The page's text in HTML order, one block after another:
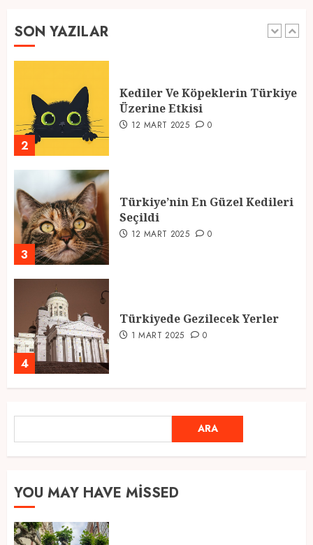
SON YAZILAR
2
3
Türkiye’nin En Güzel Kedileri
Seçildi
12 MART 2025 0
4
Türkiyede Gezilecek Yerler
1 MART 2025
5
Ramazan Ayı 2025: Manevi
Atmosfer ve Özel Hazırlıklar
2025 En İyi Yaz Tatilleri
21 MART 2025 0
ARA
YOU MAY HAVE MISSED